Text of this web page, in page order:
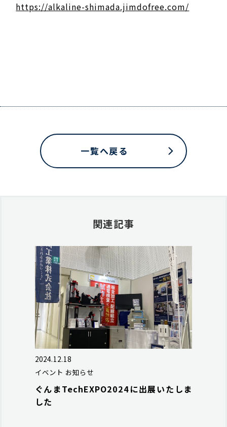
https://alkaline-shimada.jimdofree.com/
一覧へ戻る
関連記事
2024.12.18
イベント お知らせ
ぐんまTechEXPO2024に出展いたしま
した